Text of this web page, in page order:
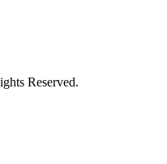
Reserved.